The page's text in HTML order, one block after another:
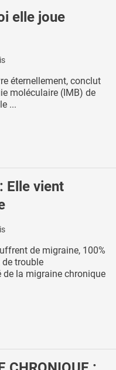
elle joue
éternellement, conclut
moléculaire (IMB) de
...
Elle vient
de migraine, 100%
trouble
la migraine chronique